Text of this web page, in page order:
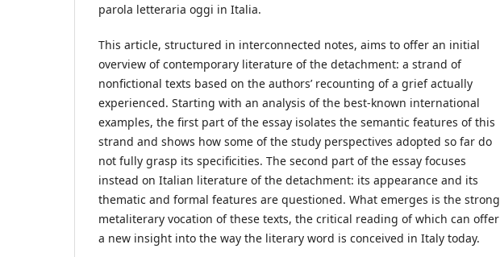
parola letteraria oggi in Italia.
This article, structured in interconnected notes, aims to offer an initial
overview of contemporary literature of the detachment: a strand of
nonfictional texts based on the authors’ recounting of a grief actually
experienced. Starting with an analysis of the best-known international
examples, the first part of the essay isolates the semantic features of this
strand and shows how some of the study perspectives adopted so far do
not fully grasp its specificities. The second part of the essay focuses
instead on Italian literature of the detachment: its appearance and its
thematic and formal features are questioned. What emerges is the strong
metaliterary vocation of these texts, the critical reading of which can offer
a new insight into the way the literary word is conceived in Italy today.